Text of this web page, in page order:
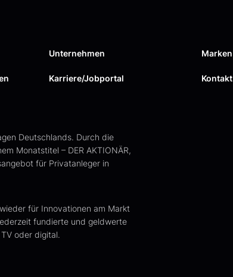
Unternehmen Marken
Karriere/Jobportal Kontakt
Deutschlands. Durch die
Monatstitel – DER AKTIONÄR,
für Privatanleger in
für Innovationen am Markt
fundierte und geldwerte
oder digital.